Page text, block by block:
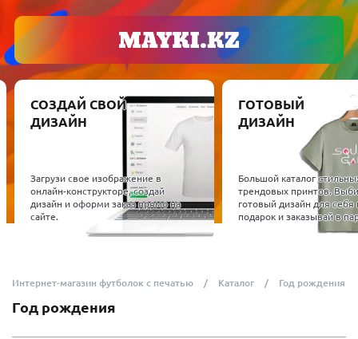
СОЗДАЙ СВОЙ
ДИЗАЙН
Загрузи свое изображение в
онлайн-конструкторе, создай
дизайн и оформи заказ прямо на
сайте.
ГОТОВЫЙ
ДИЗАЙН
Большой каталог
трендовых принтов.
готовый дизайн для себя
подарок и заказывай в
Интернет-магазин футболок с печатью Каталог Год рождения
Год рождения